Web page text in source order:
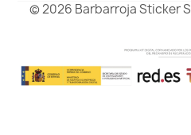
© 2026 Barbarroja Sticker